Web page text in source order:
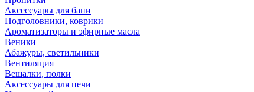
Аксессуары для бани
Подголовники, коврики
Ароматизаторы и эфирные масла
Веники
Абажуры, светильники
Вентиляция
Вешалки, полки
Аксессуары для печи